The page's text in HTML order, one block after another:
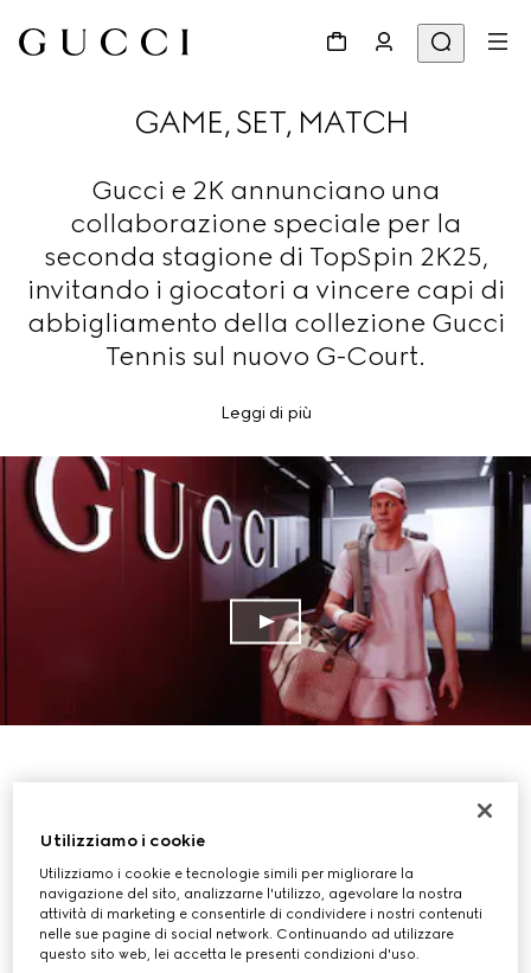
GAME, SET, MATCH
Gucci e 2K annunciano una
collaborazione speciale per la
seconda stagione di TopSpin 2K25,
invitando i giocatori a vincere capi di
abbigliamento della collezione Gucci
Tennis sul nuovo G-Court.
Leggi di più
Utilizziamo i cookie
Utilizziamo i cookie e tecnologie simili per migliorare la
navigazione del sito, analizzarne l'utilizzo, agevolare la nostra
attività di marketing e consentirle di condividere i nostri contenuti
nelle sue pagine di social network. Continuando ad utilizzare
questo sito web, lei accetta le presenti condizioni d'uso.